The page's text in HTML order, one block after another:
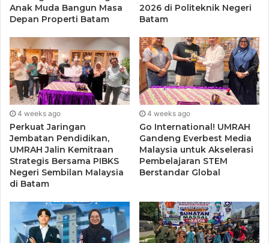
Anak Muda Bangun Masa
Depan Properti Batam
2026 di Politeknik Negeri
Batam
4 weeks ago
Perkuat Jaringan
Jembatan Pendidikan,
UMRAH Jalin Kemitraan
Strategis Bersama PIBKS
Negeri Sembilan Malaysia
di Batam
4 weeks ago
Go International! UMRAH
Gandeng Everbest Media
Malaysia untuk Akselerasi
Pembelajaran STEM
Berstandar Global